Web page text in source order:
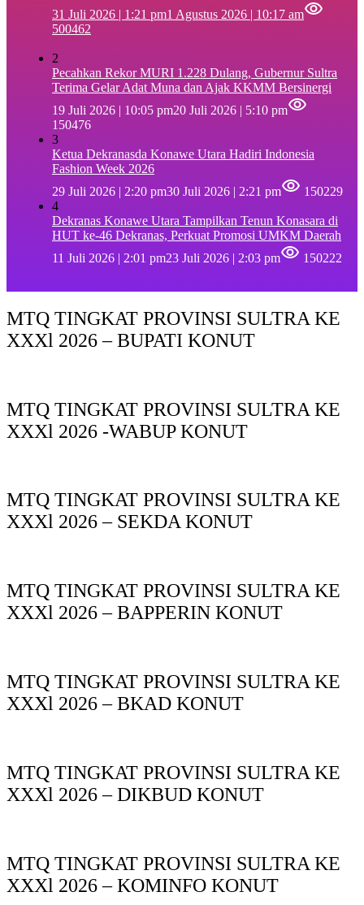
31 Juli 2026 | 1:21 pm1 Agustus 2026 | 10:17 am
500462
2
Pecahkan Rekor MURI 1.228 Dulang, Gubernur Sultra
Terima Gelar Adat Muna dan Ajak KKMM Bersinergi
19 Juli 2026 | 10:05 pm20 Juli 2026 | 5:10 pm
150476
3
Ketua Dekranasda Konawe Utara Hadiri Indonesia
Fashion Week 2026
29 Juli 2026 | 2:20 pm30 Juli 2026 | 2:21 pm
150229
4
Dekranas Konawe Utara Tampilkan Tenun Konasara di
HUT ke-46 Dekranas, Perkuat Promosi UMKM Daerah
11 Juli 2026 | 2:01 pm23 Juli 2026 | 2:03 pm 150222
MTQ TINGKAT PROVINSI SULTRA KE
XXXl 2026 – BUPATI KONUT
MTQ TINGKAT PROVINSI SULTRA KE
XXXl 2026 -WABUP KONUT
MTQ TINGKAT PROVINSI SULTRA KE
XXXl 2026 – SEKDA KONUT
MTQ TINGKAT PROVINSI SULTRA KE
XXXl 2026 – BAPPERIN KONUT
MTQ TINGKAT PROVINSI SULTRA KE
XXXl 2026 – BKAD KONUT
MTQ TINGKAT PROVINSI SULTRA KE
XXXl 2026 – DIKBUD KONUT
MTQ TINGKAT PROVINSI SULTRA KE
XXXl 2026 – KOMINFO KONUT